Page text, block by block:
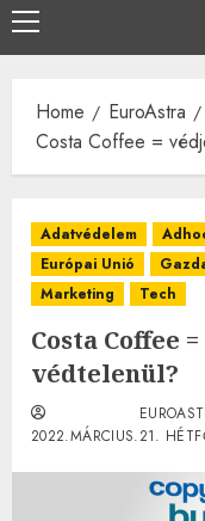
Primary
Menu
Home
EuroAstra
Costa Coffee =
Adatvédelem
Európai Unió
Marketing
Tech
Costa Coffee
védtelenül?
2022.MÁRCIUS.21.